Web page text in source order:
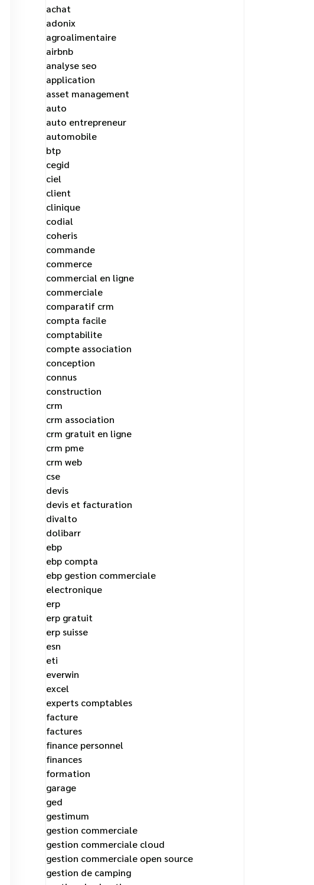
achat
adonix
agroalimentaire
airbnb
analyse seo
application
asset management
auto
auto entrepreneur
automobile
btp
cegid
ciel
client
clinique
codial
coheris
commande
commerce
commercial en ligne
commerciale
comparatif crm
compta facile
comptabilite
compte association
conception
connus
construction
crm
crm association
crm gratuit en ligne
crm pme
crm web
cse
devis
devis et facturation
divalto
dolibarr
ebp
ebp compta
ebp gestion commerciale
electronique
erp
erp gratuit
erp suisse
esn
eti
everwin
excel
experts comptables
facture
factures
finance personnel
finances
formation
garage
ged
gestimum
gestion commerciale
gestion commerciale cloud
gestion commerciale open source
gestion de camping